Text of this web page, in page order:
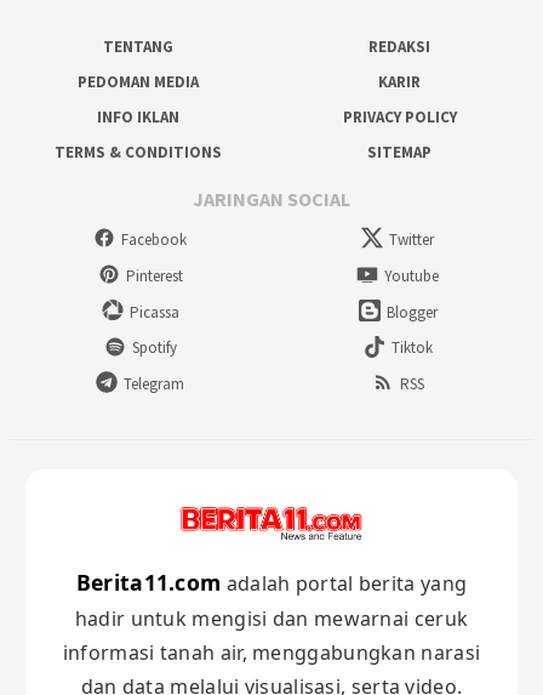
TENTANG
REDAKSI
PEDOMAN MEDIA
KARIR
INFO IKLAN
PRIVACY POLICY
TERMS & CONDITIONS
SITEMAP
JARINGAN SOCIAL
Facebook
Twitter
Pinterest
Youtube
Picassa
Blogger
Spotify
Tiktok
Telegram
RSS
Berita11.com adalah portal berita yang
hadir untuk mengisi dan mewarnai ceruk
informasi tanah air, menggabungkan narasi
dan data melalui visualisasi, serta video.